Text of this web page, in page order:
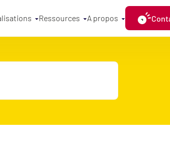
Ressources A propos